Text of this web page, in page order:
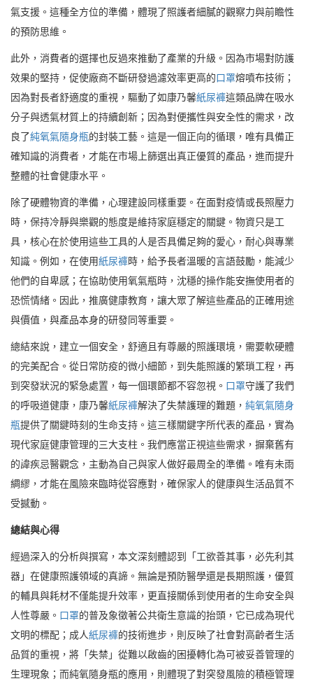
氣支援。這種全方位的準備，體現了照護者細膩的觀察力與前瞻性
的預防思維。
此外，消費者的選擇也反過來推動了產業的升級。因為市場對防護
效果的堅持，促使廠商不斷研發過濾效率更高的口罩熔噴布技術；
因為對長者舒適度的重視，驅動了如康乃馨紙尿褲這類品牌在吸水
分子與透氣材質上的持續創新；因為對便攜性與安全性的需求，改
良了純氧氣隨身瓶的封裝工藝。這是一個正向的循環，唯有具備正
確知識的消費者，才能在市場上篩選出真正優質的產品，進而提升
整體的社會健康水平。
除了硬體物資的準備，心理建設同樣重要。在面對疫情或長照壓力
時，保持冷靜與樂觀的態度是維持家庭穩定的關鍵。物資只是工
具，核心在於使用這些工具的人是否具備足夠的愛心，耐心與專業
知識。例如，在使用紙尿褲時，給予長者溫暖的言語鼓勵，能減少
他們的自卑感；在協助使用氧氣瓶時，沈穩的操作能安撫使用者的
恐慌情緒。因此，推廣健康教育，讓大眾了解這些產品的正確用途
與價值，與產品本身的研發同等重要。
總結來說，建立一個安全，舒適且有尊嚴的照護環境，需要軟硬體
的完美配合。從日常防疫的微小細節，到失能照護的繁瑣工程，再
到突發狀況的緊急處置，每一個環節都不容忽視。 口罩守護了我們
的呼吸道健康，康乃馨紙尿褲解決了失禁護理的難題， 純氧氣隨身
瓶提供了關鍵時刻的生命支持。這三樣關鍵字所代表的產品，實為
現代家庭健康管理的三大支柱。我們應當正視這些需求，摒棄舊有
的諱疾忌醫觀念，主動為自己與家人做好最周全的準備。唯有未雨
綢繆，才能在風險來臨時從容應對，確保家人的健康與生活品質不
受撼動。
總結與心得
經過深入的分析與撰寫，本文深刻體認到「工欲善其事，必先利其
器」在健康照護領域的真諦。無論是預防醫學還是長期照護，優質
的輔具與耗材不僅能提升效率，更直接關係到使用者的生命安全與
人性尊嚴。 口罩的普及象徵著公共衛生意識的抬頭，它已成為現代
文明的標配；成人紙尿褲的技術進步，則反映了社會對高齡者生活
品質的重視，將「失禁」從難以啟齒的困擾轉化為可被妥善管理的
生理現象；而純氧隨身瓶的應用，則體現了對突發風險的積極管理